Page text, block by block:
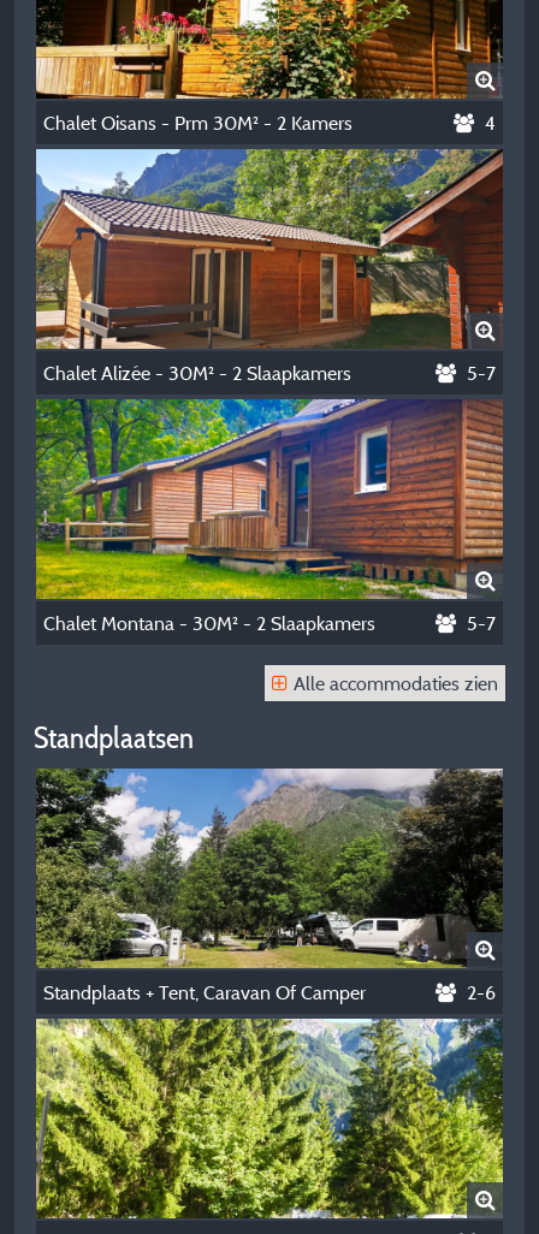
Chalet Oisans - Prm 30M² - 2 Kamers 4
Chalet Alizée - 30M² - 2 Slaapkamers 5-7
Chalet Montana - 30M² - 2 Slaapkamers 5-7
Alle accommodaties zien
Standplaatsen
Standplaats + Tent, Caravan Of Camper 2-6